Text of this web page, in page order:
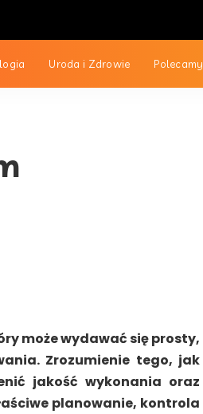
Uroda i Zdrowie Polecamy
może wydawać się prosty,
Zrozumienie tego, jak
jakość wykonania oraz
planowanie, kontrola